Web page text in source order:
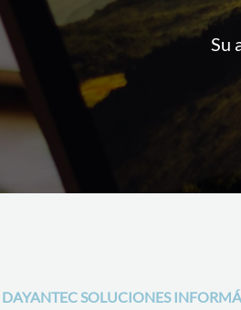
Su
DAYANTEC SOLUCIONES